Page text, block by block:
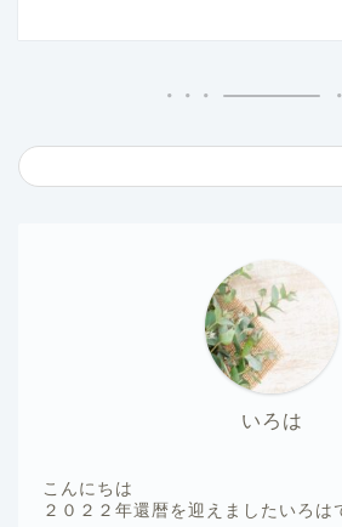
いろは
こんにちは
２０２２年還暦を迎えましたいろは